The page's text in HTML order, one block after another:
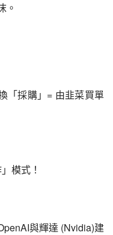
。
「採購」= 由韭菜買單
模式！
與輝達 (Nvidia)建